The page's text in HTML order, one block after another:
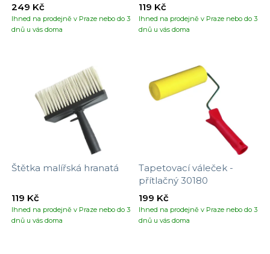
Ihned na prodejně v Praze nebo do 3
dnů u vás doma
249 Kč
Ihned na prodejně v Praze nebo do 3
dnů u vás doma
119 Kč
Štětka malířská hranatá
Ihned na prodejně v Praze nebo do 3
dnů u vás doma
119 Kč
Tapetovací váleček -
přítlačný 30180
Ihned na prodejně v Praze nebo do 3
dnů u vás doma
199 Kč